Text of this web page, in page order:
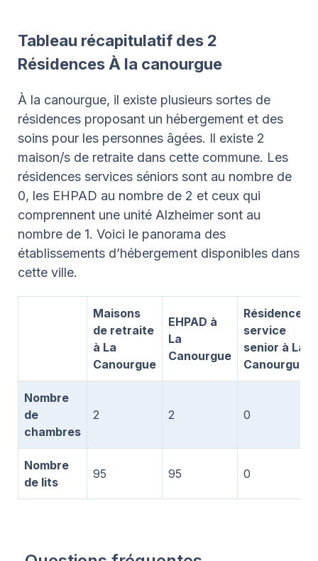
Tableau récapitulatif des 2
Résidences À la canourgue
À la canourgue, il existe plusieurs sortes de
résidences proposant un hébergement et des
soins pour les personnes âgées. Il existe 2
maison/s de retraite dans cette commune. Les
résidences services séniors sont au nombre de
0, les EHPAD au nombre de 2 et ceux qui
comprennent une unité Alzheimer sont au
nombre de 1. Voici le panorama des
établissements d’hébergement disponibles dans
cette ville.
Maisons
de retraite
à La
Canourgue
EHPAD à
La
Canourgue
Résidence
service
senior à La
Canourgue
Nombre
de
chambres
2 2 0
Nombre
de lits
95 95 0